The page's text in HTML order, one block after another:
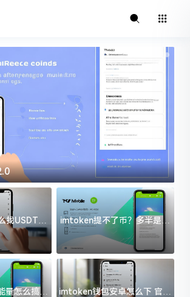
USDT地
不踩坑
imtoken提不了币？多半是这
几件事没处理好
怎么搞？
imtoken钱包安卓怎么下 官方